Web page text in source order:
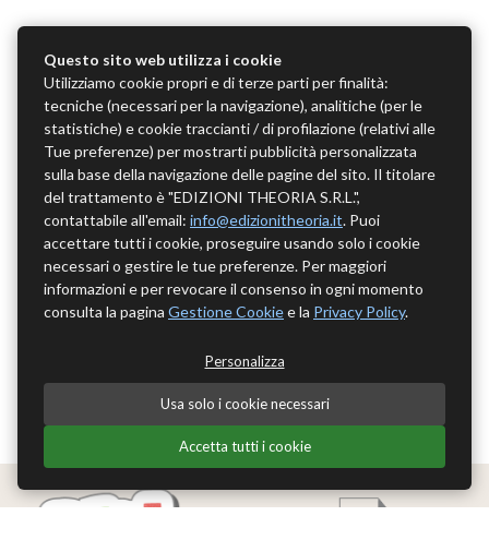
Questo sito web utilizza i cookie
Utilizziamo cookie propri e di terze parti per finalità:
tecniche (necessari per la navigazione), analitiche (per le
statistiche) e cookie traccianti / di profilazione (relativi alle
Tue preferenze) per mostrarti pubblicità personalizzata
sulla base della navigazione delle pagine del sito. Il titolare
del trattamento è "EDIZIONI THEORIA S.R.L.",
contattabile all'email: info@edizionitheoria.it. Puoi
accettare tutti i cookie, proseguire usando solo i cookie
necessari o gestire le tue preferenze. Per maggiori
informazioni e per revocare il consenso in ogni momento
consulta la pagina Gestione Cookiee la Privacy Policy.
Personalizza
Usa solo i cookie necessari
Accetta tutti i cookie